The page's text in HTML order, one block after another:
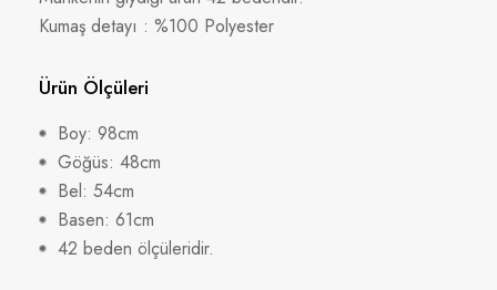
Kumaş detayı : %100 Polyester
Ürün Ölçüleri
Boy: 98cm
Göğüs: 48cm
Bel: 54cm
Basen: 61cm
42 beden ölçüleridir.